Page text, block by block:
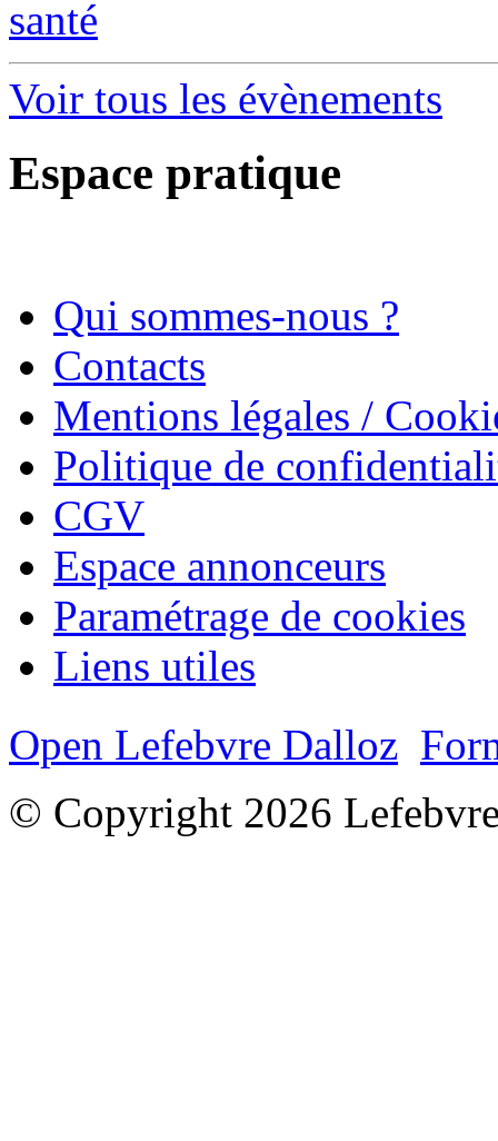
santé
Voir tous les évènements
Espace pratique
Qui sommes-nous ?
Contacts
Mentions légales /
Politique de
CGV
Espace annonceurs
Paramétrage de cookies
Liens utiles
Open Lefebvre Dalloz
© Copyright 2026